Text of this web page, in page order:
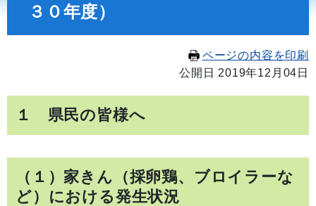
３０年度）
ページの内容を印刷
公開日 2019年12月04日
１ 県民の皆様へ
（１）家きん（採卵鶏、ブロイラーな
ど）における発生状況